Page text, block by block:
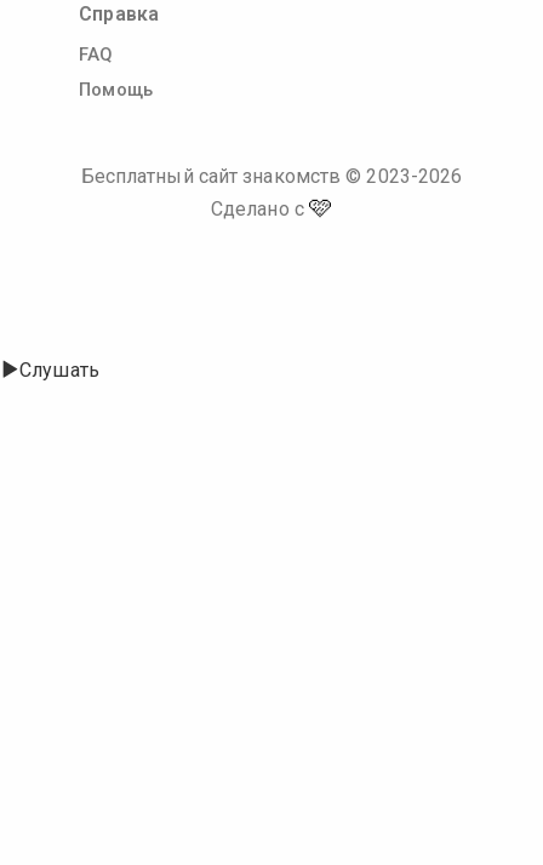
Справка
FAQ
Помощь
Бесплатный сайт знакомств © 2023-2026
Сделано с 🩷
Слушать